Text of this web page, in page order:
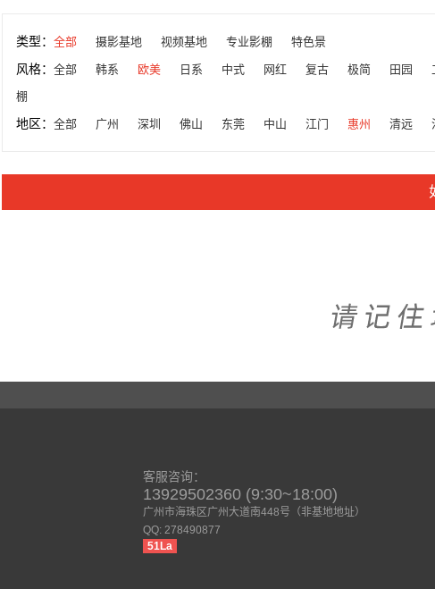
类型： 全部 摄影基地 视频基地 专业影棚 特色景
风格： 全部 韩系 欧美 日系 中式 网红 复古 极简 田园
棚
地区： 全部 广州 深圳 佛山 东莞 中山 江门 惠州 清远
客服咨询：
13929502360 (9:30~18:00)
广州市海珠区广州大道南448号（非基地地址）
QQ: 278490877
51La